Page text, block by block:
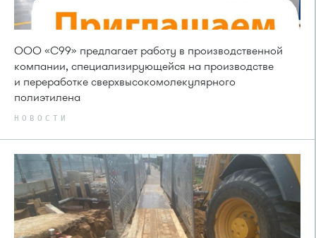
ООО «С99» предлагает работу в производственной
компании, специализирующейся на производстве
и переработке сверхвысокомолекулярного
полиэтилена
НОВОСТИ